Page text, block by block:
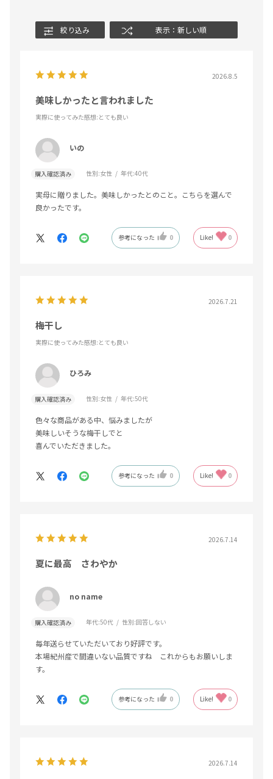
絞り込み 表示：新しい順
2026.8.5
美味しかったと言われました
実際に使ってみた感想:とても良い
いの
購入確認済み 性別:女性 年代:40代
実母に贈りました。美味しかったとのこと。こちらを選んで
良かったです。
参考になった 0 Like! 0
2026.7.21
梅干し
実際に使ってみた感想:とても良い
ひろみ
購入確認済み 性別:女性 年代:50代
色々な商品がある中、悩みましたが
美味しいそうな梅干しでと
喜んでいただきました。
参考になった 0 Like! 0
2026.7.14
夏に最高 さわやか
no name
購入確認済み 年代:50代 性別:回答しない
毎年送らせていただいており好評です。
本場紀州産で間違いない品質ですね これからもお願いしま
す。
参考になった 0 Like! 0
2026.7.14